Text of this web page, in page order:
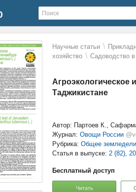
Научные статьи \
хозяйство \ Садоводство
Агроэкологическое
Таджикистане
Автор: Партоев К.,
Журнал: Овощи России
Рубрика: Общее
Статья в выпуске: 2 (82),
Бесплатный доступ
Читать